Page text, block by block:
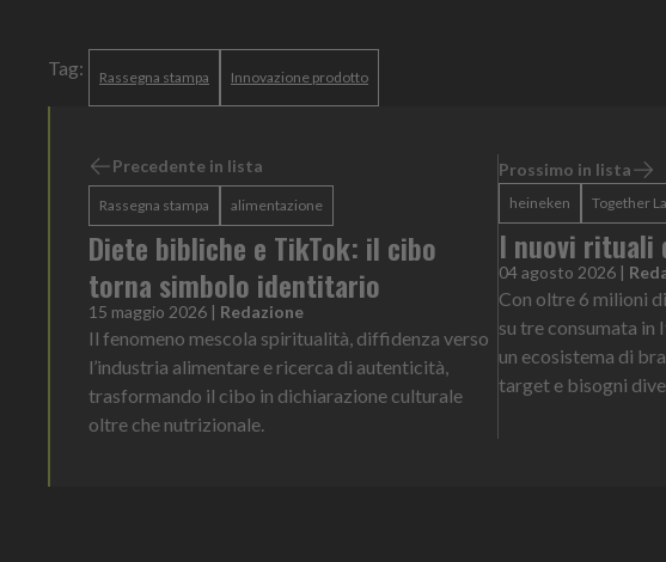
Tag: Rassegna stampa Innovazione prodotto
Precedente in lista
Rassegna stampa alimentazione
Diete bibliche e TikTok: il cibo
torna simbolo identitario
15 maggio 2026 | Redazione
Il fenomeno mescola spiritualità, diffidenza verso
l’industria alimentare e ricerca di autenticità,
trasformando il cibo in dichiarazione culturale
oltre che nutrizionale.
Prossimo in lista
heineken Together
I nuovi rituali
04 agosto 2026 |
Con oltre 6 milioni
su tre consumata
un ecosistema di
target e bisogni